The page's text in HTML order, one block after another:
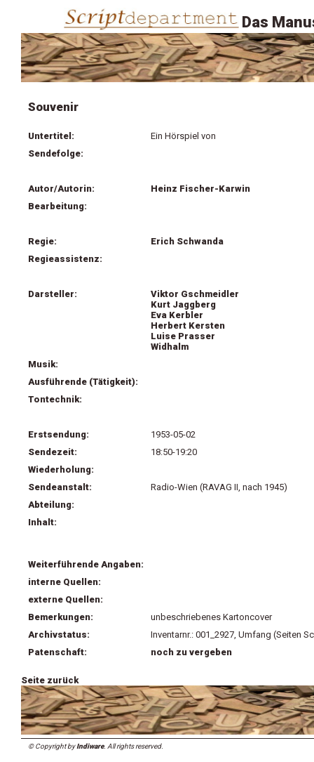
Das
Souvenir
Untertitel:
Ein Hörspiel von
Sendefolge:
Autor/Autorin:
Heinz Fischer-Karwin
Bearbeitung:
Regie:
Erich Schwanda
Regieassistenz:
Darsteller:
Viktor Gschmeidler
Kurt Jaggberg
Eva Kerbler
Herbert Kersten
Luise Prasser
Widhalm
Musik:
Ausführende (Tätigkeit):
Tontechnik:
Erstsendung:
1953-05-02
Sendezeit:
18:50-19:20
Wiederholung:
Sendeanstalt:
Radio-Wien (RAVAG II, nach 1945)
Abteilung:
Inhalt:
Weiterführende Angaben:
interne Quellen:
externe Quellen:
Bemerkungen:
unbeschriebenes Kartoncover
Archivstatus:
Inventarnr.: 001_2927, Umfang (Seiten
Patenschaft:
noch zu vergeben
Seite zurück
© Copyright byIndiware. All rights reserved.